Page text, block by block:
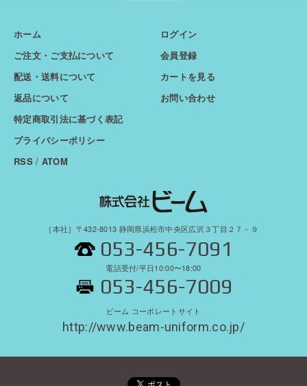
ホーム
ご注文・ご支払について
配送・送料について
返品について
特定商取引法に基づく表記
プライバシーポリシー
RSS/ ATOM
ログイン
会員登録
カートを見る
お問い合わせ
［本社］〒432-8013 静岡県浜松市中央区広沢３丁目２７－９
053-456-7091
電話受付/平日10:00〜18:00
053-456-7009
ビーム コーポレートサイト
http://www.beam-uniform.co.jp/